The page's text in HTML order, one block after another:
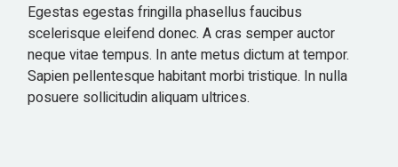
Egestas egestas fringilla phasellus faucibus
scelerisque eleifend donec. A cras semper auctor
neque vitae tempus. In ante metus dictum at tempor.
Sapien pellentesque habitant morbi tristique. In nulla
posuere sollicitudin aliquam ultrices.